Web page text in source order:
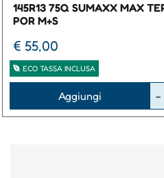
145R13 75Q SUMAXX MAX
POR M+S
€ 55,00
ECO TASSA INCLUSA
Aggiungi